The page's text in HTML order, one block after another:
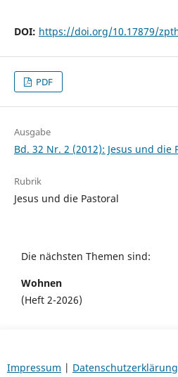
DOI: https://doi.org/10.17879/
PDF
Ausgabe
Bd. 32 Nr. 2 (2012): Jesus und die
Rubrik
Jesus und die Pastoral
Die nächsten Themen sind:
Wohnen
(Heft 2-2026)
Impressum | Datenschutzerklärung